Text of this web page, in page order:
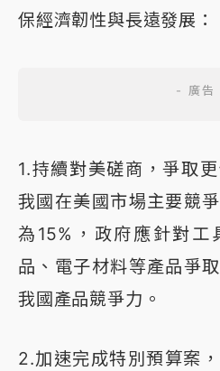
保經濟韌性與長遠發展：
1.持續對美磋商，爭取
我國在美國市場主要競
為15%，政府應針對工
品、電子材料等產品爭
我國產品競爭力。
2.加速完成特別預算案